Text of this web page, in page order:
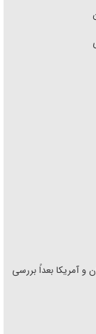
و آمریکا بعداً بررسی